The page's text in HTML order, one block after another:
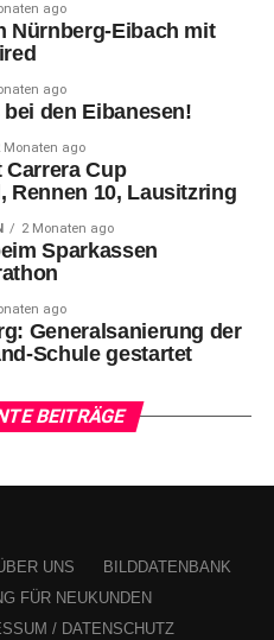
von links: 55-Blake Parlett (NIT), 8-
und 21-Max Kislinger (NIT)
Minute über Justin Schütz,
und schoss aufs
mit dem Schoner.
auf dem Schläger, als er
ago
Nürnberg-Eibach mit
ago
bei den Eibanesen!
Monaten ago
Carrera Cup
Rennen 10, Lausitzring
2 Monaten ago
Sparkassen
ago
Generalsanierung der
Schule gestartet
BEITRÄGE
UNS
BILDDATENBANK
FÜR NEUKUNDEN
/ DATENSCHUTZ